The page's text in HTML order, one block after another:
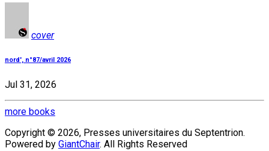
cover
nord', n°87/avril 2026
Jul 31, 2026
more books
Copyright © 2026, Presses universitaires du Septentrion.
Powered by GiantChair. All Rights Reserved